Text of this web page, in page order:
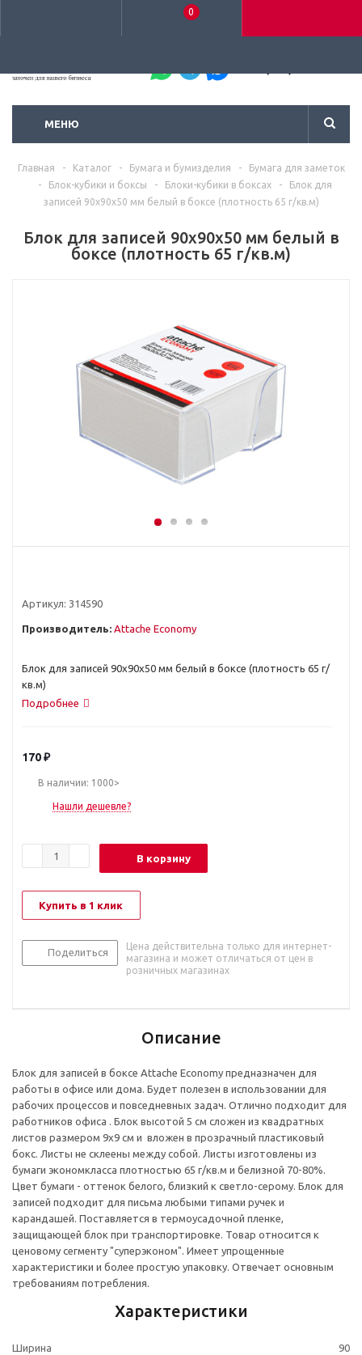
0
МЕНЮ
Главная - Каталог - Бумага и бумизделия -
Бумага для заметок
-
Блок-кубики и боксы - Блоки-кубики в боксах -
Блок для
записей 90x90x50 мм белый в боксе (плотность 65 г/кв.м)
Блок для записей 90x90x50 мм белый в
боксе (плотность 65 г/кв.м)
Артикул: 314590
Производитель: Attache Economy
Блок для записей 90x90x50 мм белый в боксе (плотность 65 г/
кв.м)
Подробнее
170₽
В наличии: 1000>
Нашли дешевле?
В корзину
Купить в 1 клик
Поделиться
Цена действительна только для интернет-
магазина и может отличаться от цен в
розничных магазинах
Описание
Блок для записей в боксе Attache Economy предназначен для
работы в офисе или дома. Будет полезен в использовании для
рабочих процессов и повседневных задач. Отлично подходит для
работников офиса . Блок высотой 5 см сложен из квадратных
листов размером 9x9 см и вложен в прозрачный пластиковый
бокс. Листы не склеены между собой. Листы изготовлены из
бумаги экономкласса плотностью 65 г/кв.м и белизной 70-80%.
Цвет бумаги - оттенок белого, близкий к светло-серому. Блок для
записей подходит для письма любыми типами ручек и
карандашей. Поставляется в термоусадочной пленке,
защищающей блок при транспортировке. Товар относится к
ценовому сегменту "суперэконом". Имеет упрощенные
характеристики и более простую упаковку. Отвечает основным
требованиям потребления.
Характеристики
Ширина
90